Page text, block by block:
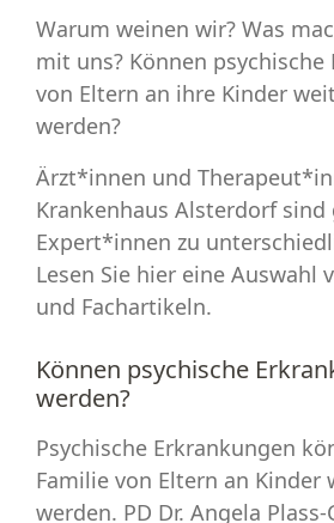
Warum weinen wir? Was
mit uns? Können psychische
von Eltern an ihre Kinder
werden?
Ärzt*innen und
Krankenhaus Alsterdorf sind
Expert*innen zu
Lesen Sie hier eine Auswahl
und Fachartikeln.
Können psychische
werden?
Psychische Erkrankungen
Familie von Eltern an Kinder
werden. PD Dr. Angela